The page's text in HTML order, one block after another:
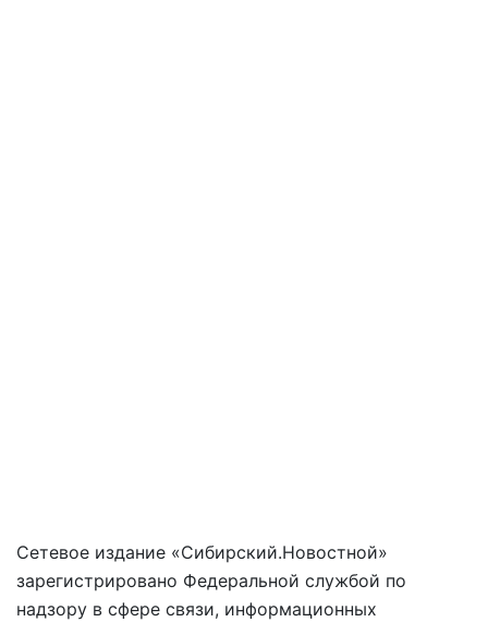
Сетевое издание «Сибирский.Новостной»
зарегистрировано Федеральной службой по
надзору в сфере связи, информационных